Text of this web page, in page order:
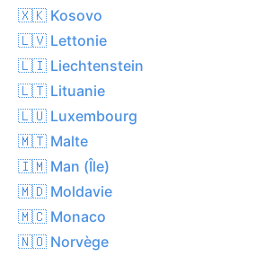
🇽🇰 Kosovo
🇱🇻 Lettonie
🇱🇮 Liechtenstein
🇱🇹 Lituanie
🇱🇺 Luxembourg
🇲🇹 Malte
🇮🇲 Man (Île)
🇲🇩 Moldavie
🇲🇨 Monaco
🇳🇴 Norvège